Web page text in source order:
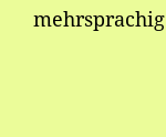
mehrsprachig